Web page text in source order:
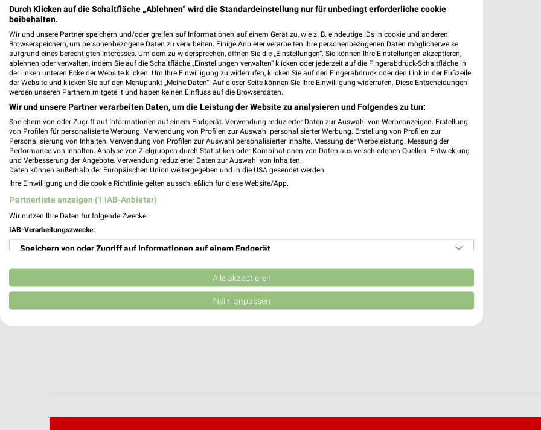
Durch Klicken auf die Schaltfläche „Ablehnen“ wird die Standardeinstellung nur für unbedingt erforderliche cookie
beibehalten.
Wir und unsere Partner speichern und/oder greifen auf Informationen auf einem Gerät zu, wie z. B. eindeutige IDs in cookie und anderen
Browserspeichern, um personenbezogene Daten zu verarbeiten. Einige Anbieter verarbeiten Ihre personenbezogenen Daten möglicherweise
aufgrund eines berechtigten Interesses. Um dem zu widersprechen, öffnen Sie die „Einstellungen“. Sie können Ihre Einstellungen akzeptieren,
ablehnen oder verwalten, indem Sie auf die Schaltfläche „Einstellungen verwalten“ klicken oder jederzeit auf die Fingerabdruck-Schaltfläche in
der linken unteren Ecke der Website klicken. Um Ihre Einwilligung zu widerrufen, klicken Sie auf den Fingerabdruck oder den Link in der Fußzeile
der Website und klicken Sie auf den Menüpunkt „Meine Daten“. Auf dieser Seite können Sie Ihre Einwilligung widerrufen. Diese Entscheidungen
werden unseren Partnern mitgeteilt und haben keinen Einfluss auf die Browserdaten.
Wir und unsere Partner verarbeiten Daten, um die Leistung der Website zu analysieren und Folgendes zu tun:
Speichern von oder Zugriff auf Informationen auf einem Endgerät. Verwendung reduzierter Daten zur Auswahl von Werbeanzeigen. Erstellung
von Profilen für personalisierte Werbung. Verwendung von Profilen zur Auswahl personalisierter Werbung. Erstellung von Profilen zur
Personalisierung von Inhalten. Verwendung von Profilen zur Auswahl personalisierter Inhalte. Messung der Werbeleistung. Messung der
Performance von Inhalten. Analyse von Zielgruppen durch Statistiken oder Kombinationen von Daten aus verschiedenen Quellen. Entwicklung
und Verbesserung der Angebote. Verwendung reduzierter Daten zur Auswahl von Inhalten.
Daten können außerhalb der Europäischen Union weitergegeben und in die USA gesendet werden.
Ihre Einwilligung und die cookie Richtlinie gelten ausschließlich für diese Website/App.
Partnerliste anzeigen (1 IAB-Anbieter)
Wir nutzen Ihre Daten für folgende Zwecke:
IAB-Verarbeitungszwecke:
Speichern von oder Zugriff auf Informationen auf einem Endgerät
Verwendung reduzierter Daten zur Auswahl von Werbeanzeigen
Erstellung von Profilen für personalisierte Werbung
Alle akzeptieren
Nein, anpassen